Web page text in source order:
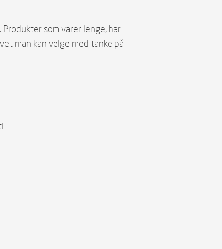
som varer lenge, har
man kan velge med tanke på